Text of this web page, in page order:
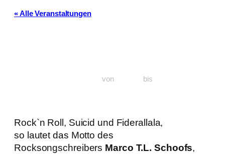
« Alle Veranstaltungen
von bis
Rock`n Roll, Suicid und Fiderallala,
so lautet das Motto des
Rocksongschreibers Marco T.L. Schoofs,